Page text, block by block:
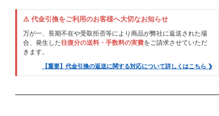
⚠️ 代金引換をご利用のお客様へ大切なお知らせ
万が一、長期不在や受取拒否等により商品が弊社に返送された場
合、発生した往復分の送料・手数料の実費をご請求させていただ
きます。
【重要】代金引換の返送に関する対応について詳しくはこちら ❯